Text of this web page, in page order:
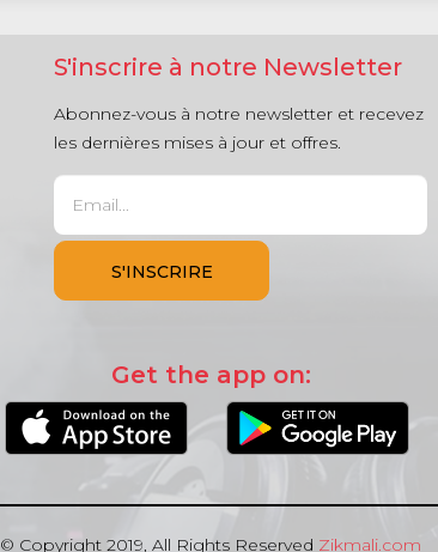
S'inscrire à notre Newsletter
Abonnez-vous à notre newsletter et recevez
les dernières mises à jour et offres.
Get the app on:
© Copyright 2019, All Rights Reserved Zikmali.com